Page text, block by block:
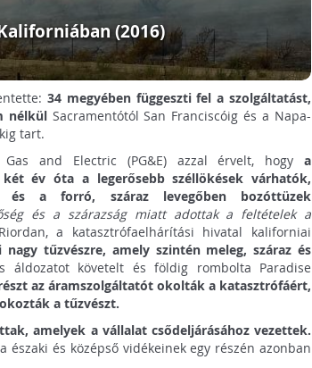
(2016)
34 megyében függeszti fel a szolgáltatást,
nélkülSacramentótól San Franciscóig és a Napa-
tart.
and Electric (PG&E) azzal érvelt, hogy a
év óta a legerősebb széllökések várhatók,
és a forró, száraz levegőben bozóttüzek
és a szárazság miatt adottak a feltételek a
a katasztrófaelhárítási hivatal kaliforniai
tűzvészre, amely szintén meleg, száraz és
áldozatot követelt és földig rombolta Paradise
az áramszolgáltatót okolták a katasztrófáért,
a tűzvészt.
amelyek a vállalat csődeljárásához vezettek.
és középső vidékeinek egy részén azonban